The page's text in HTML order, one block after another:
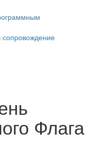
сопровождение
Флага